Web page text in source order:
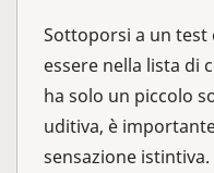
Sottoporsi a un
essere nella lista di
ha solo un piccolo
uditiva, è
sensazione